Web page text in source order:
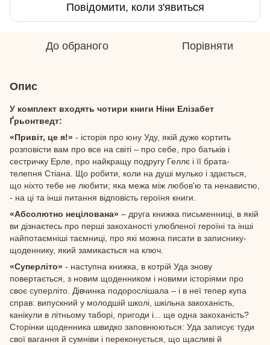
Повідомити, коли з'явиться
До обраного Порівняти
Опис
У комплект входять чотири книги Ніни Елізабет
Ґрьонтведт:
«Привіт, це я!» - історія про юну Уду, якій дуже кортить
розповісти вам про все на світі – про себе, про батьків і
сестричку Ерле, про найкращу подругу Геллє і її брата-
телепня Стіана. Що робити, коли на душі мулько і здається,
що ніхто тебе не любити; яка межа між любов'ю та ненавистю,
- на ці та інші питання відповість героїня книги.
«Абсолютно нецілована» – друга книжка письменниці, в якій
ви дізнаєтесь про перші закоханості улюбленої героїні та інші
найпотаємніші таємниці, про які можна писати в записнику-
щоденнику, який замикається на ключ.
«Суперліто» - наступна книжка, в котрій Уда знову
повертається, з новим щоденником і новими історіями про
своє суперліто. Дівчинка подорослішала – і в неї тепер купа
справ: випускний у молодшій школі, шкільна закоханість,
канікули в літньому таборі, пригоди і... ще одна закоханість?
Сторінки щоденника швидко заповнюються: Уда записує туди
свої вагання й сумніви і переконується, що щасливі й